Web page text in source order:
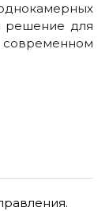
решение для